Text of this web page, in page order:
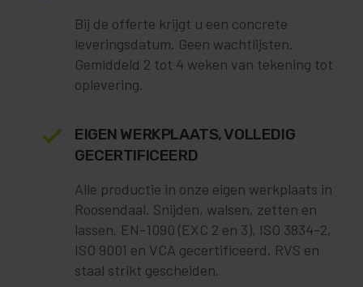
Bij de offerte krijgt u een concrete
leveringsdatum. Geen wachtlijsten.
Gemiddeld 2 tot 4 weken van tekening tot
oplevering.
EIGEN WERKPLAATS, VOLLEDIG
GECERTIFICEERD
Alle productie in onze eigen werkplaats in
Roosendaal. Snijden, walsen, zetten en
lassen. EN-1090 (EXC 2 en 3), ISO 3834-2,
ISO 9001 en VCA gecertificeerd. RVS en
staal strikt gescheiden.